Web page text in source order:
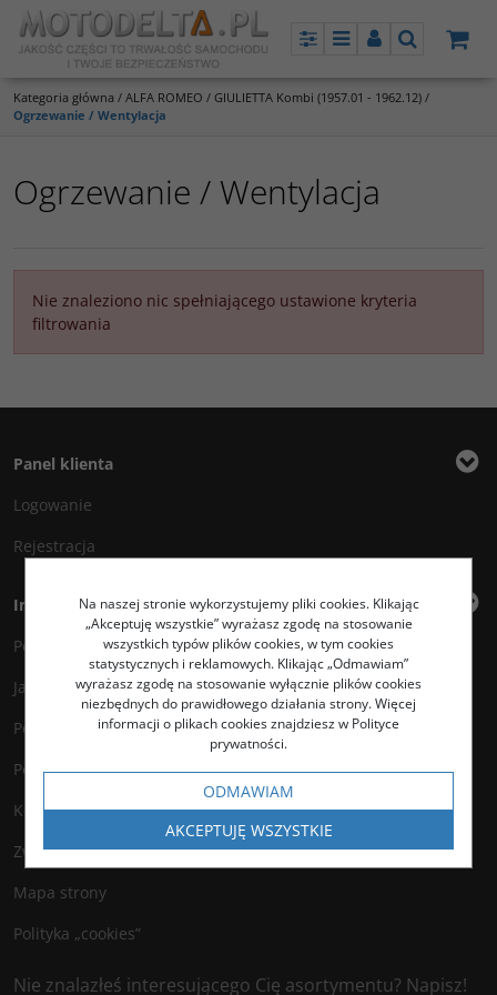
PanelMenuPanelSzukaj
Kategoria główna / ALFA ROMEO / GIULIETTA Kombi (1957.01 - 1962.12) /
Ogrzewanie / Wentylacja
Ogrzewanie / Wentylacja
Nie znaleziono nic spełniającego ustawione kryteria
filtrowania
Panel klienta
Logowanie
Rejestracja
Informacje
Polityka prywatności
Jak kupować?
Polityka legalności
Polityka antyspamowa
Kontakt
Zwroty
Mapa strony
Polityka „cookies”
Nie znalazłeś interesującego Cię asortymentu? Napisz!
Na naszej stronie wykorzystujemy pliki cookies. Klikając
„Akceptuję wszystkie” wyrażasz zgodę na stosowanie
wszystkich typów plików cookies, w tym cookies
statystycznych i reklamowych. Klikając „Odmawiam”
wyrażasz zgodę na stosowanie wyłącznie plików cookies
niezbędnych do prawidłowego działania strony. Więcej
informacji o plikach cookies znajdziesz w Polityce
prywatności.
ODMAWIAM
AKCEPTUJĘ WSZYSTKIE